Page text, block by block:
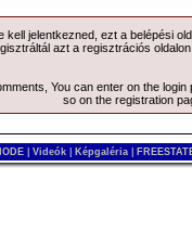
kell jelentkezned, ezt a belépési
azt a regisztrációs
You can enter on the login
so on the registration
Videók Képgaléria